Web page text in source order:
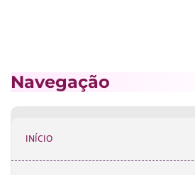
Navegação
INÍCIO